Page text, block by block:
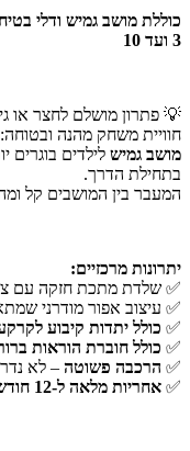
כוללת מושב גמיש ודלי
3 ועד 10
💡 פתרון מושלם לחצר או
חוויית משחק מהנה ובטוחה:
מושב גמיש לילדים בוגרים
בתחילת הדרך.
המעבר בין המושבים קל
יתרונות מרכזיים:
✅ שלדת מתכת חזקה עם
✅ עיצוב אפור מודרני
✅ כולל יתדות קיבוע
✅ כולל חוברת הוראות
✅ הרכבה פשוטה – לא
✅ אחריות מלאה ל-12 חודשים